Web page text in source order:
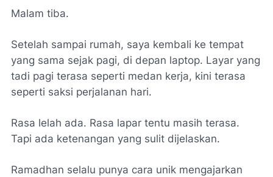
Malam tiba.
Setelah sampai rumah, saya kembali ke tempat
yang sama sejak pagi, di depan laptop. Layar yang
tadi pagi terasa seperti medan kerja, kini terasa
seperti saksi perjalanan hari.
Rasa lelah ada. Rasa lapar tentu masih terasa.
Tapi ada ketenangan yang sulit dijelaskan.
Ramadhan selalu punya cara unik mengajarkan